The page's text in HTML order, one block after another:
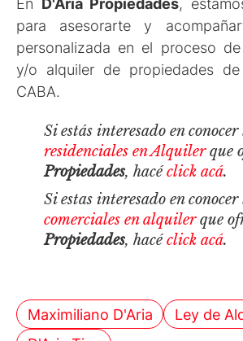
para asesorarte y
personalizada en el proceso
y/o alquiler de propiedades
CABA.
Si estás interesado en
residenciales en Alquilerque
Propiedades, hacéclick acá.
Si estas interesado en
comerciales en alquilerque
Propiedades, hacéclick acá.
Maximiliano D'Aria
Ley de